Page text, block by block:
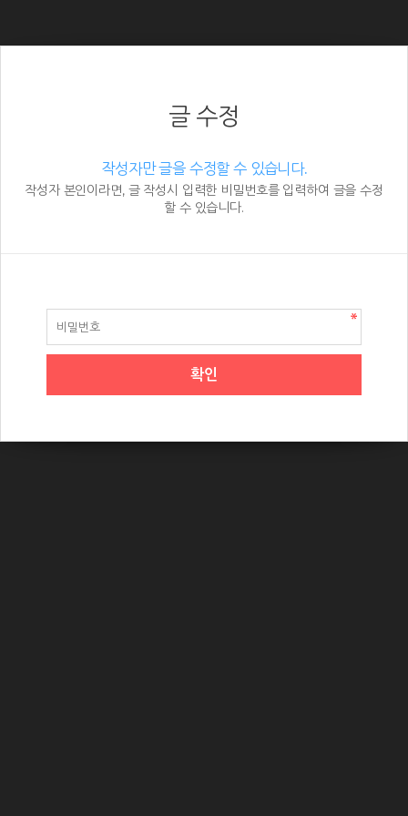
글 수정
작성자만 글을 수정할 수 있습니다.
작성자 본인이라면, 글 작성시 입력한 비밀번호를 입력하여 글을 수정
할 수 있습니다.